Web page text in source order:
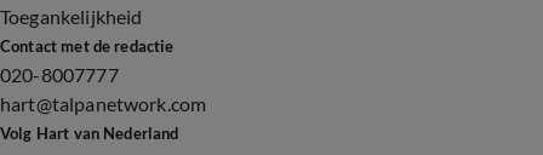
Toegankelijkheid
Contact met de redactie
020-8007777
hart@talpanetwork.com
Volg Hart van Nederland